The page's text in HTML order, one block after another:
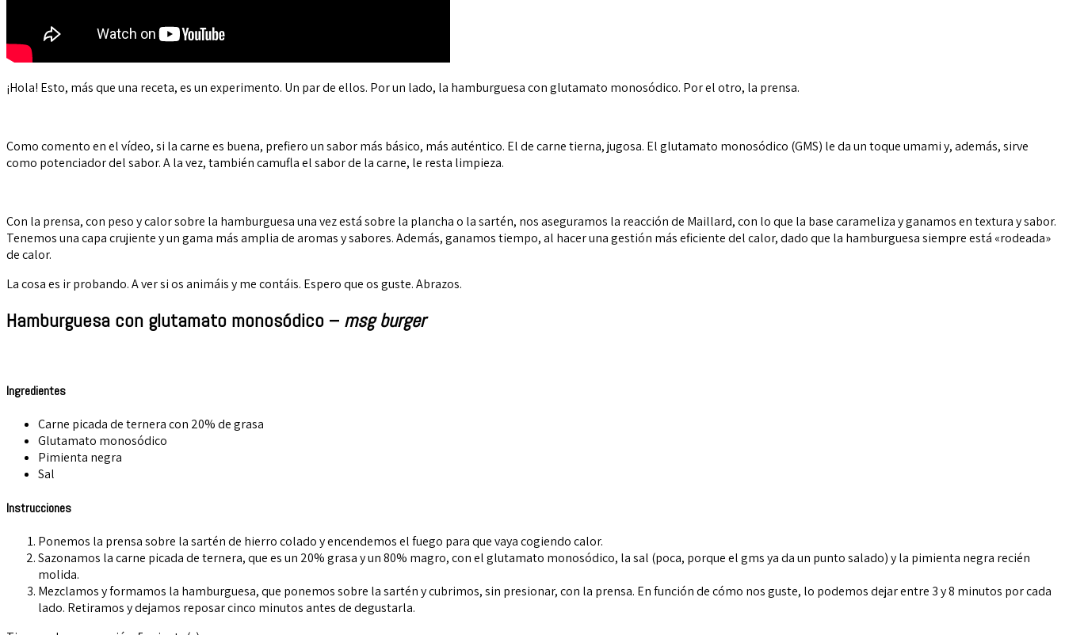
¡Hola! Esto, más que una receta, es un experimento. Un par de ellos. Por un lado, la hamburguesa con glutamato monosódico. Por el otro, la prensa.
Como comento en el vídeo, si la carne es buena, prefiero un sabor más básico, más auténtico. El de carne tierna, jugosa. El glutamato monosódico (GMS) le da un toque umami y, además, sirve
como potenciador del sabor. A la vez, también camufla el sabor de la carne, le resta limpieza.
Con la prensa, con peso y calor sobre la hamburguesa una vez está sobre la plancha o la sartén, nos aseguramos la reacción de Maillard, con lo que la base carameliza y ganamos en textura y sabor.
Tenemos una capa crujiente y un gama más amplia de aromas y sabores. Además, ganamos tiempo, al hacer una gestión más eficiente del calor, dado que la hamburguesa siempre está «rodeada»
de calor.
La cosa es ir probando. A ver si os animáis y me contáis. Espero que os guste. Abrazos.
Hamburguesa con glutamato monosódico – msg burger
Ingredientes
Carne picada de ternera con 20% de grasa
Glutamato monosódico
Pimienta negra
Sal
Instrucciones
Ponemos la prensa sobre la sartén de hierro colado y encendemos el fuego para que vaya cogiendo calor.
Sazonamos la carne picada de ternera, que es un 20% grasa y un 80% magro, con el glutamato monosódico, la sal (poca, porque el gms ya da un punto salado) y la pimienta negra recién
molida.
Mezclamos y formamos la hamburguesa, que ponemos sobre la sartén y cubrimos, sin presionar, con la prensa. En función de cómo nos guste, lo podemos dejar entre 3 y 8 minutos por cada
lado. Retiramos y dejamos reposar cinco minutos antes de degustarla.